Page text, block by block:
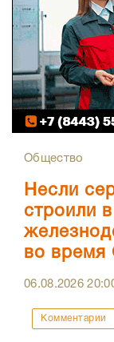
Общество
Несли
строили
во время
06.08.2026
Комментарии